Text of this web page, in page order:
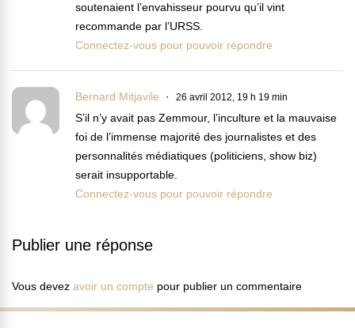
soutenaient l’envahisseur pourvu qu’il vint
recommande par l’URSS.
Connectez-vous pour pouvoir répondre
Bernard Mitjavile 26 avril 2012, 19 h 19 min
S’il n’y avait pas Zemmour, l’inculture et la mauvaise
foi de l’immense majorité des journalistes et des
personnalités médiatiques (politiciens, show biz)
serait insupportable.
Connectez-vous pour pouvoir répondre
Publier une réponse
Vous devez avoir un compte pour publier un commentaire